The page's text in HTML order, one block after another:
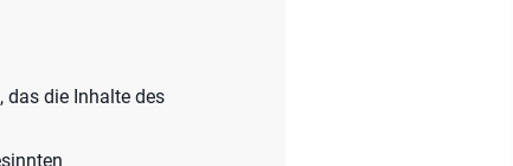
, das die Inhalte des